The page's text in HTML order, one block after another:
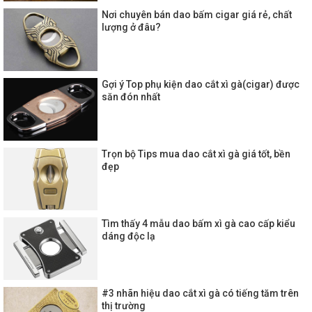
Nơi chuyên bán dao bấm cigar giá rẻ, chất
lượng ở đâu?
Gợi ý Top phụ kiện dao cắt xì gà(cigar) được
săn đón nhất
Trọn bộ Tips mua dao cắt xì gà giá tốt, bền
đẹp
Tìm thấy 4 mẫu dao bấm xì gà cao cấp kiểu
dáng độc lạ
#3 nhãn hiệu dao cắt xì gà có tiếng tăm trên
thị trường